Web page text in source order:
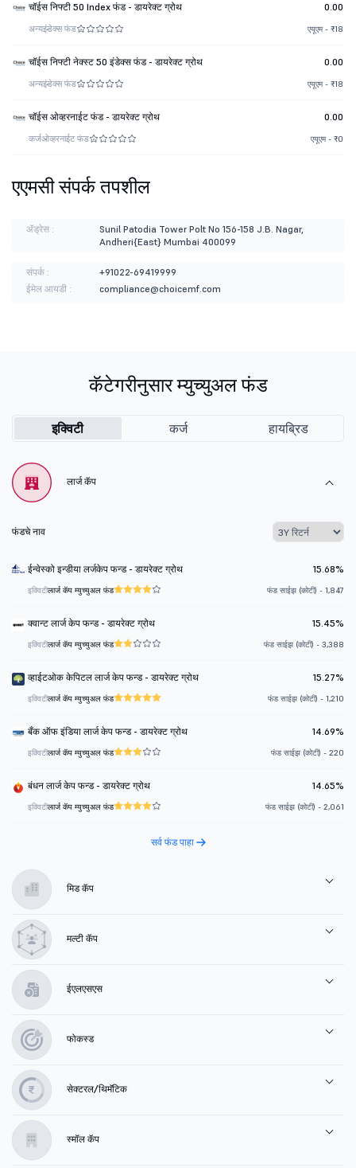
चॉईस निफ्टी 50 Index फंड - डायरेक्ट ग्रोथ 0.00
अन्यइंडेक्स फंड एयूएम - ₹18
चॉईस निफ्टी नेक्स्ट 50 इंडेक्स फंड - डायरेक्ट ग्रोथ 0.00
अन्यइंडेक्स फंड एयूएम - ₹18
चॉईस ओव्हरनाईट फंड - डायरेक्ट ग्रोथ 0.00
कर्जओव्हरनाईट फंड एयूएम - ₹0
एएमसी संपर्क तपशील
ॲड्रेस :
Sunil Patodia Tower Polt No 156-158 J.B. Nagar,
Andheri{East} Mumbai 400099
संपर्क :
+91022-69419999
ईमेल आयडी :
compliance@choicemf.com
कॅटेगरीनुसार म्युच्युअल फंड
इक्विटी कर्ज हायब्रिड
लार्ज कॅप
फंडचे नाव
ईन्वेस्को इन्डीया लर्जकेप फन्ड - डायरेक्ट ग्रोथ 15.68%
इक्विटीलार्ज कॅप म्युच्युअल फंड फंड साईझ (कोटी) - 1,847
क्वान्ट लार्ज केप फन्ड - डायरेक्ट ग्रोथ 15.45%
इक्विटीलार्ज कॅप म्युच्युअल फंड फंड साईझ (कोटी) - 3,388
व्हाईटओक केपिटल लार्ज केप फन्ड - डायरेक्ट ग्रोथ 15.27%
इक्विटीलार्ज कॅप म्युच्युअल फंड फंड साईझ (कोटी) - 1,210
बँक ऑफ इंडिया लार्ज केप फन्ड - डायरेक्ट ग्रोथ 14.69%
इक्विटीलार्ज कॅप म्युच्युअल फंड फंड साईझ (कोटी) - 220
बंधन लार्ज केप फन्ड - डायरेक्ट ग्रोथ 14.65%
इक्विटीलार्ज कॅप म्युच्युअल फंड फंड साईझ (कोटी) - 2,061
सर्व फंड पाहा
मिड कॅप
मल्टी कॅप
ईएलएसएस
फोकस्ड
सेक्टरल/थिमॅटिक
स्मॉल कॅप